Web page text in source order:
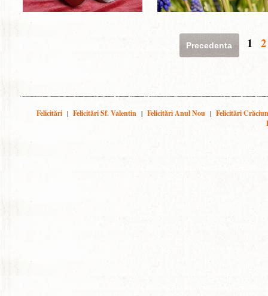
Precedenta 1 2
Felicitări | Felicitări Sf. Valentin | Felicitări Anul Nou | Felicitări